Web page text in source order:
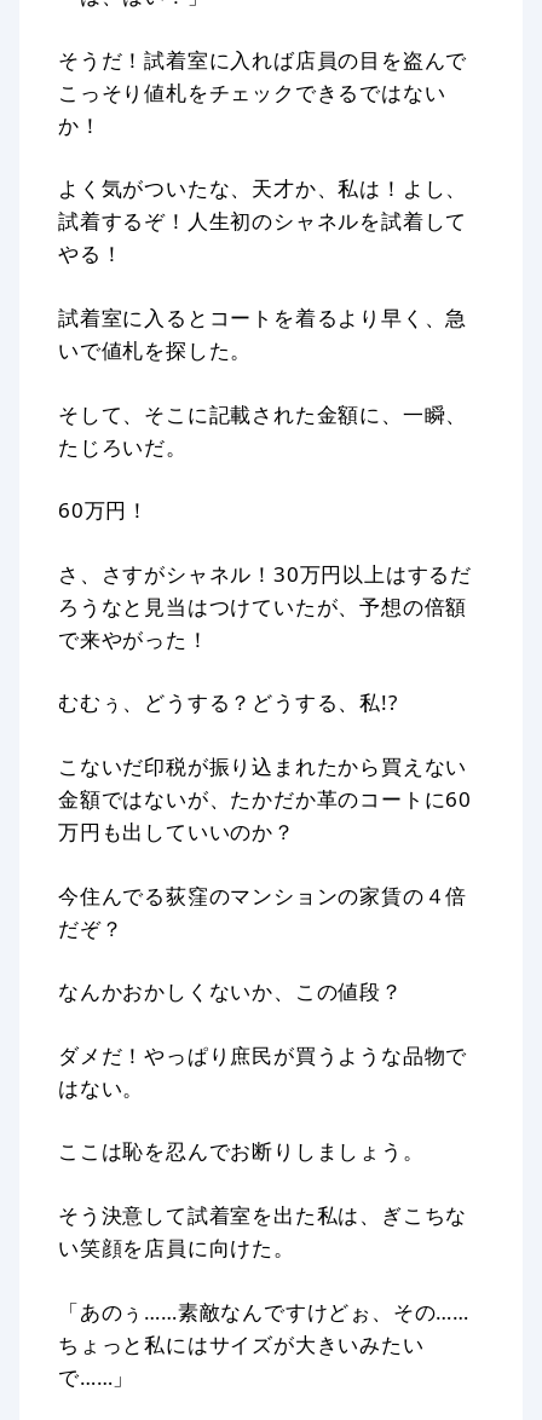
そうだ！試着室に入れば店員の目を盗んで
こっそり値札をチェックできるではない
か！
よく気がついたな、天才か、私は！よし、
試着するぞ！人生初のシャネルを試着して
やる！
試着室に入るとコートを着るより早く、急
いで値札を探した。
そして、そこに記載された金額に、一瞬、
たじろいだ。
60万円！
さ、さすがシャネル！30万円以上はするだ
ろうなと見当はつけていたが、予想の倍額
で来やがった！
むむぅ、どうする？どうする、私!?
こないだ印税が振り込まれたから買えない
金額ではないが、たかだか革のコートに60
万円も出していいのか？
今住んでる荻窪のマンションの家賃の４倍
だぞ？
なんかおかしくないか、この値段？
ダメだ！やっぱり庶民が買うような品物で
はない。
ここは恥を忍んでお断りしましょう。
そう決意して試着室を出た私は、ぎこちな
い笑顔を店員に向けた。
「あのぅ……素敵なんですけどぉ、その……
ちょっと私にはサイズが大きいみたい
で……」